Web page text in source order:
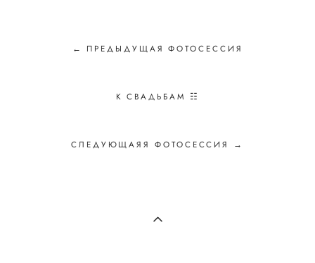
← ПРЕДЫДУЩАЯ ФОТОСЕССИЯ
К СВАДЬБАМ ☷
СЛЕДУЮЩАЯЯ ФОТОСЕССИЯ →